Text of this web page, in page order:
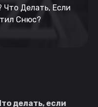
Делать, Если
Снюс?
делать, если